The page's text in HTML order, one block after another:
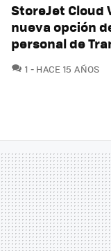
StoreJet Cloud
nueva opción
personal de
1 COMENTARIOS
HACE 15 AÑOS